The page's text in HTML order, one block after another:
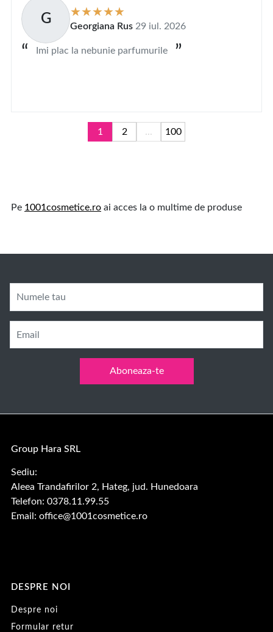
G Georgiana Rus 29 iul. 2026
Imi plac la nebunie parfumurile
1 2 ... 100
Pe 1001cosmetice.ro ai acces la o multime de produse
Numele tau
Email
Aboneaza-te
Group Hara SRL
Sediu:
Aleea Trandafirilor 2, Hateg, jud. Hunedoara
Telefon: 0378.11.99.55
Email: office@1001cosmetice.ro
DESPRE NOI
Despre noi
Formular retur